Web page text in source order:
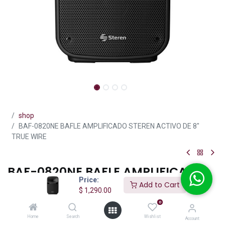
Price:
$ 1,290.00
Add to Cart
Home Search
0
Wishlist Account
shop
BAF-0820NE BAFLE AMPLIFICADO STEREN ACTIVO DE 8"
TRUE WIRE
BAF-0820NE BAFLE AMPLIFICADO
STEREN ACTIVO DE 8" TRUE WIRE
(0 reseña)
Gran potencia en un tamaño compacto TWS: Vincula 2 bafles por